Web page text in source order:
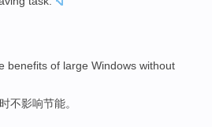
benefits of large Windows without
不影响节能。